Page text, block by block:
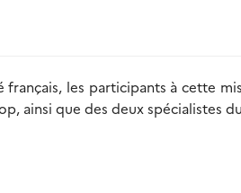
français, les participants à cette
ainsi que des deux spécialistes